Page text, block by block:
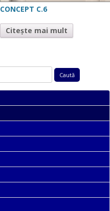
CONCEPT C.6
Citește mai mult